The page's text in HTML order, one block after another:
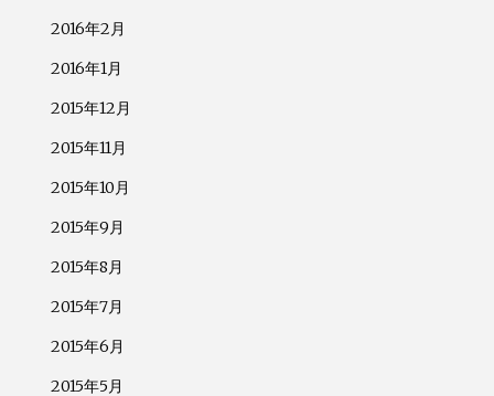
2016年2月
2016年1月
2015年12月
2015年11月
2015年10月
2015年9月
2015年8月
2015年7月
2015年6月
2015年5月